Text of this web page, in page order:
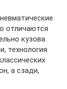
отличаются
кузова.
технология
а сзади,